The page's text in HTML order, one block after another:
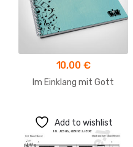
10,00 €
Im Einklang mit Gott
Add to wishlist